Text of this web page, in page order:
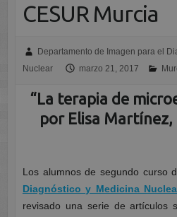
CESUR Murcia
Departamento de Imagen para el
Nuclear
marzo 21, 2017
“La terapia de
por Elisa Martínez,
Los alumnos de segundo curso
Diagnóstico y Medicina
revisado una serie de artículos